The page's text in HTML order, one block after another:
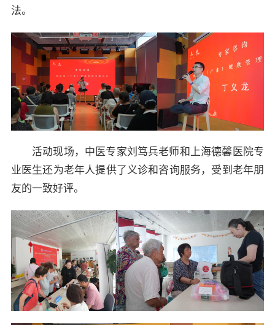
法。
活动现场，中医专家刘笃兵老师和上海德馨医院专
业医生还为老年人提供了义诊和咨询服务，受到老年朋
友的一致好评。